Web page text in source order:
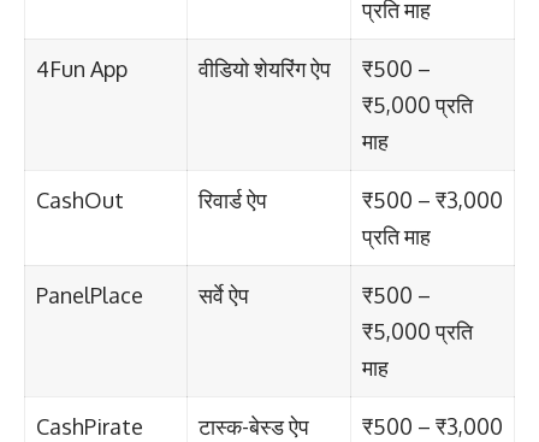
प्रति माह
4Fun App वीडियो शेयरिंग ऐप
₹500 –
₹5,000 प्रति
माह
CashOut रिवार्ड ऐप
₹500 – ₹3,000
प्रति माह
PanelPlace सर्वे ऐप
₹500 –
₹5,000 प्रति
माह
CashPirate टास्क-बेस्ड ऐप
₹500 – ₹3,000